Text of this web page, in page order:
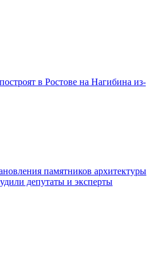
в Ростове на Нагибина из-
памятников архитектуры
депутаты и эксперты